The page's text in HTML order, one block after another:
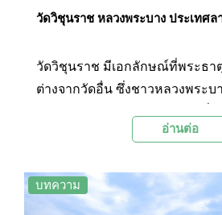
วัดวิชุนราช หลวงพระบาง ประเทศล
วัดวิชุนราช มีเอกลักษณ์ที่พระธา
ต่างจากวัดอื่น ซึ่งชาวหลวงพระบ
มเหสีของพระเจ้าวิชุนราช เปรีย
อ่านต่อ
บทความ